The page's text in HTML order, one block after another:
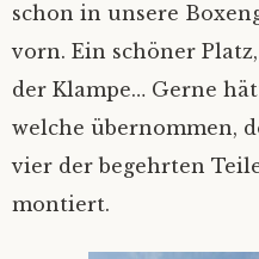
schon in unsere
vorn. Ein schöner
der Klampe… Gerne
welche übernommen,
vier der begehrten
montiert.